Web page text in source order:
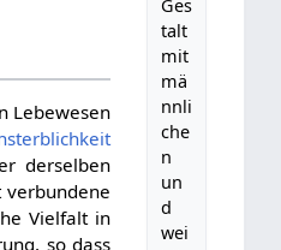
Ges
talt
mit
mä
nnli
che
n
un
d
wei
Lebewesen
derselben
verbundene
Vielfalt in
so dass